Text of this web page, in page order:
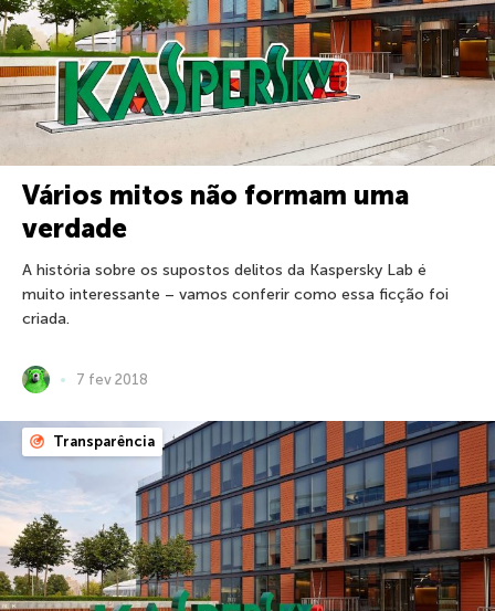
Vários mitos não formam uma
verdade
A história sobre os supostos delitos da Kaspersky Lab é
muito interessante – vamos conferir como essa ficção foi
criada.
7 fev 2018
Transparência